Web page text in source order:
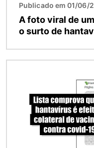
Publicado em 01/06/
A foto viral de
o surto de